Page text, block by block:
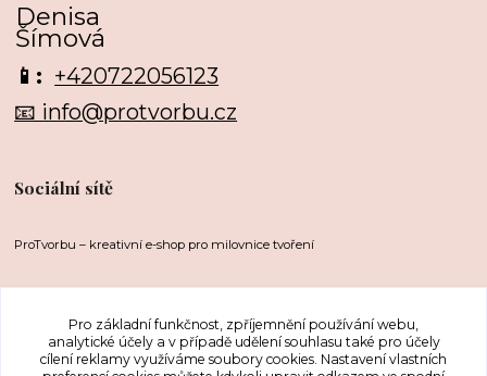
Denisa
Šímová
📱: +420722056123
📧 info@protvorbu.cz
Sociální sítě
ProTvorbu – kreativní e-shop pro milovnice tvoření
Pro základní funkčnost, zpříjemnění používání webu,
analytické účely a v případě udělení souhlasu také pro účely
cílení reklamy využíváme soubory cookies. Nastavení vlastních